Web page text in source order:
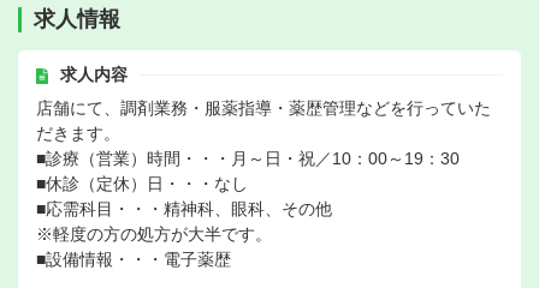
求人情報
求人内容
店舗にて、調剤業務・服薬指導・薬歴管理などを行っていた
だきます。
■診療（営業）時間・・・月～日・祝／10：00～19：30
■休診（定休）日・・・なし
■応需科目・・・精神科、眼科、その他
※軽度の方の処方が大半です。
■設備情報・・・電子薬歴